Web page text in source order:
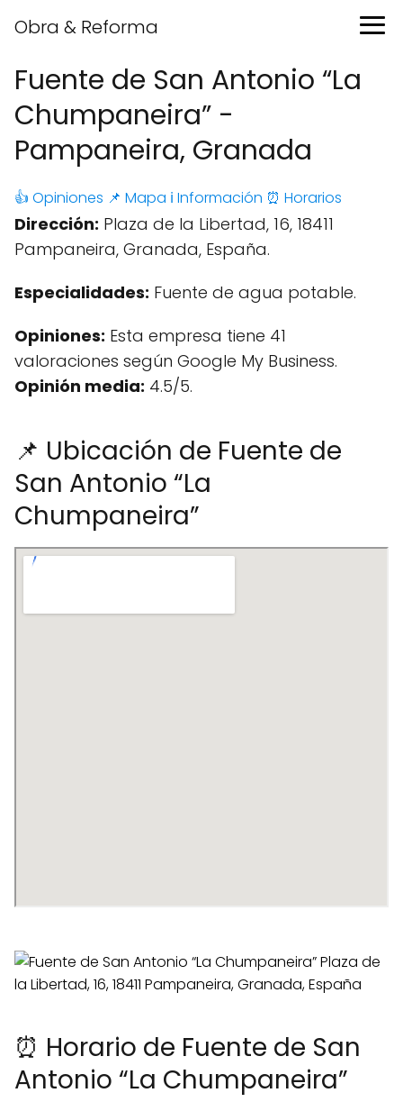
Obra & Reforma
Fuente de San Antonio “La
Chumpaneira” -
Pampaneira, Granada
👍 Opiniones 📌 Mapa ℹ️ Información ⏰ Horarios
Dirección: Plaza de la Libertad, 16, 18411
Pampaneira, Granada, España.
Especialidades: Fuente de agua potable.
Opiniones: Esta empresa tiene 41
valoraciones según Google My Business.
Opinión media: 4.5/5.
📌 Ubicación de Fuente de
San Antonio “La
Chumpaneira”
⏰ Horario de Fuente de San
Antonio “La Chumpaneira”